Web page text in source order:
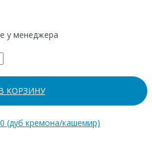
у менеджера
КОРЗИНУ
(дуб кремона/кашемир)